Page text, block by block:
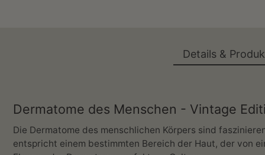
Details &
Dermatome des Menschen - Vintage
Die Dermatome des menschlichen Körpers sind
entspricht einem bestimmten Bereich der Haut, der von